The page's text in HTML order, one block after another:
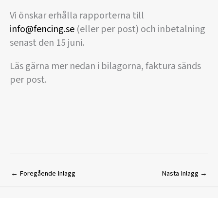
Vi önskar erhålla rapporterna till
info@fencing.se (eller per post) och inbetalning
senast den 15 juni.
Läs gärna mer nedan i bilagorna, faktura sänds
per post.
← Föregående Inlägg Nästa Inlägg →